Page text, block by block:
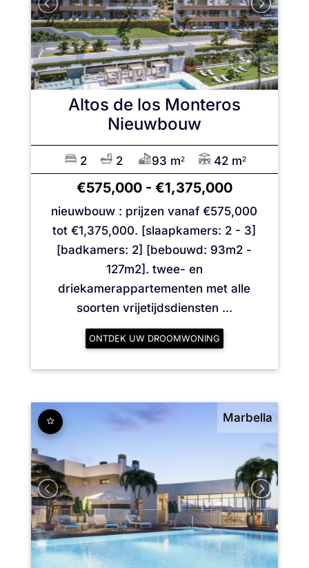
Altos de los Monteros
Nieuwbouw
2 2 93 m2 42 m2
€575,000- €1,375,000
nieuwbouw : prijzen vanaf €575,000
tot €1,375,000. [slaapkamers: 2 - 3]
[badkamers: 2] [bebouwd: 93m2 -
127m2]. twee- en
driekamerappartementen met alle
soorten vrijetijdsdiensten ...
ONTDEK UW DROOMWONING
Marbella